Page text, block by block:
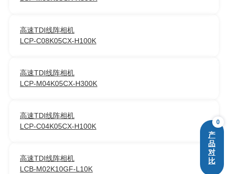
高速TDI线阵相机
LCP-C08K05CX-H100K
高速TDI线阵相机
LCP-M04K05CX-H300K
高速TDI线阵相机
LCP-C04K05CX-H100K
高速TDI线阵相机
LCB-M02K10GF-L10K
0
产
品
对
比